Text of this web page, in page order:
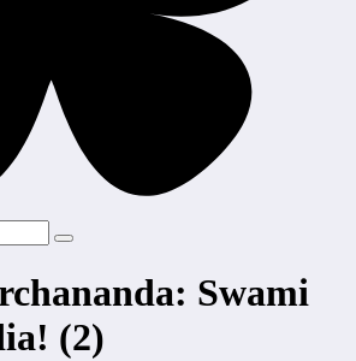
Swami
(2)